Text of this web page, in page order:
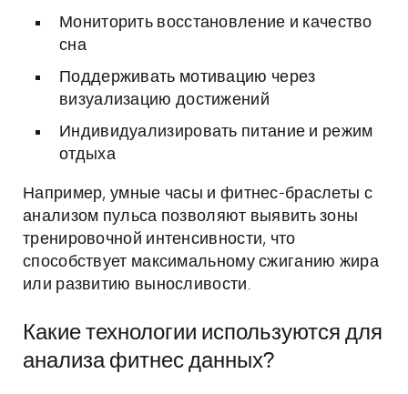
Мониторить восстановление и качество
сна
Поддерживать мотивацию через
визуализацию достижений
Индивидуализировать питание и режим
отдыха
Например, умные часы и фитнес-браслеты с
анализом пульса позволяют выявить зоны
тренировочной интенсивности, что
способствует максимальному сжиганию жира
или развитию выносливости.
Какие технологии используются для
анализа фитнес данных?